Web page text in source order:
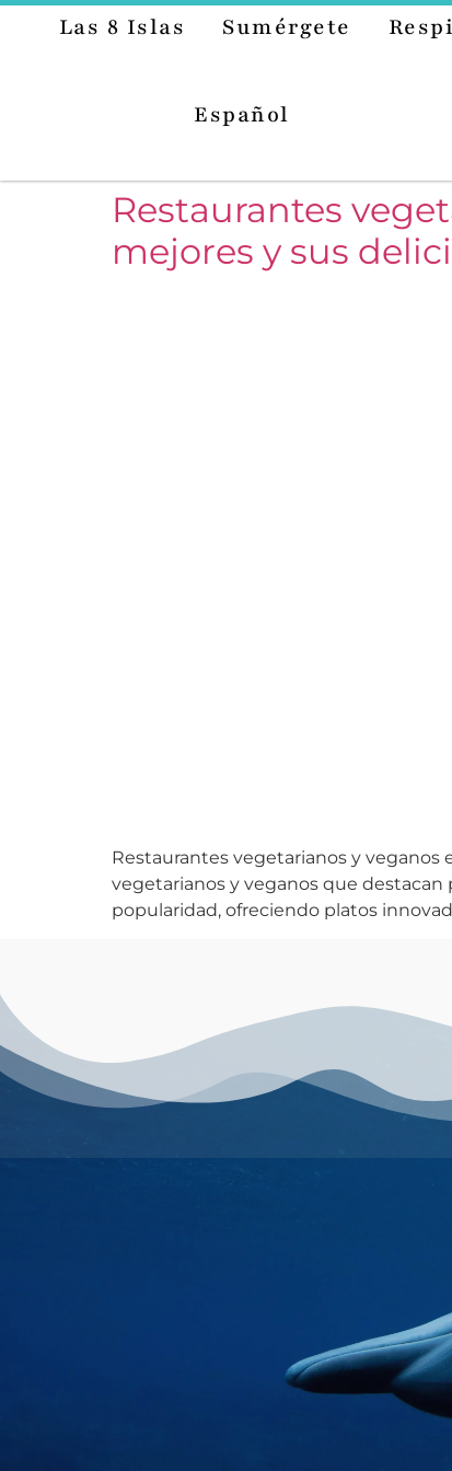
Las 8 Islas Sumérgete
Español
Restaurantes
mejores y sus
Restaurantes vegetarianos y veganos
vegetarianos y veganos que
popularidad, ofreciendo platos